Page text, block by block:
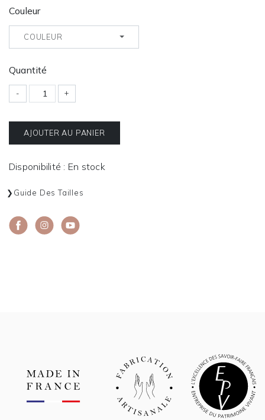
Couleur
COULEUR
Quantité
- +
AJOUTER AU PANIER
Disponibilité : En stock
Guide Des Tailles